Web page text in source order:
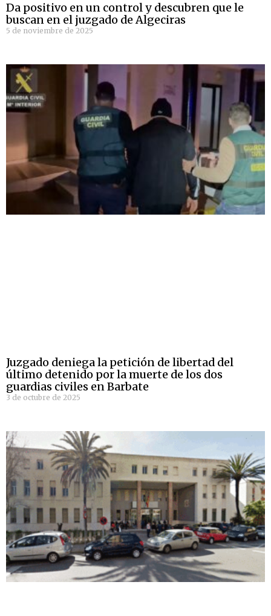
Da positivo en un control y descubren que le
buscan en el juzgado de Algeciras
5 de noviembre de 2025
Juzgado deniega la petición de libertad del
último detenido por la muerte de los dos
guardias civiles en Barbate
3 de octubre de 2025